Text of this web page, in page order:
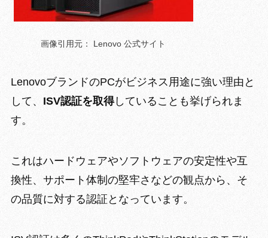
画像引用元： Lenovo 公式サイト
LenovoブランドのPCがビジネス用途に強い理由と
して、 ISV認証を取得していることも挙げられま
す。
これはハードウェアやソフトウェアの安定性や互
換性、サポート体制の堅牢さ などの観点から、そ
の品質に対する認証となっています。